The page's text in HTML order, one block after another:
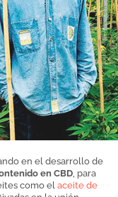
en el desarrollo de
en CBD , para
como el aceite de